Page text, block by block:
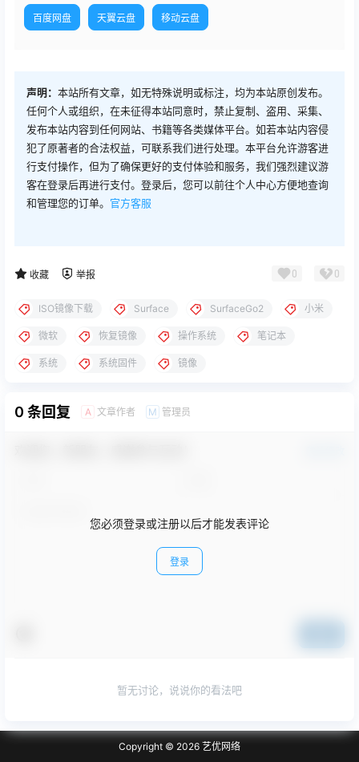
百度网盘 天翼云盘 移动云盘
声明： 本站所有文章，如无特殊说明或标注，均为本站原创发布。
任何个人或组织，在未征得本站同意时，禁止复制、盗用、采集、
发布本站内容到任何网站、书籍等各类媒体平台。如若本站内容侵
犯了原著者的合法权益，可联系我们进行处理。本平台允许游客进
行支付操作，但为了确保更好的支付体验和服务，我们强烈建议游
客在登录后再进行支付。登录后，您可以前往个人中心方便地查询
和管理您的订单。 官方客服
收藏 举报 0 0
ISO镜像下载 Surface SurfaceGo2 小米
微软 恢复镜像 操作系统 笔记本
系统 系统固件 镜像
0 条回复 A 文章作者 M 管理员
您必须登录或注册以后才能发表评论
登录
暂无讨论，说说你的看法吧
Copyright © 2026 艺优网络